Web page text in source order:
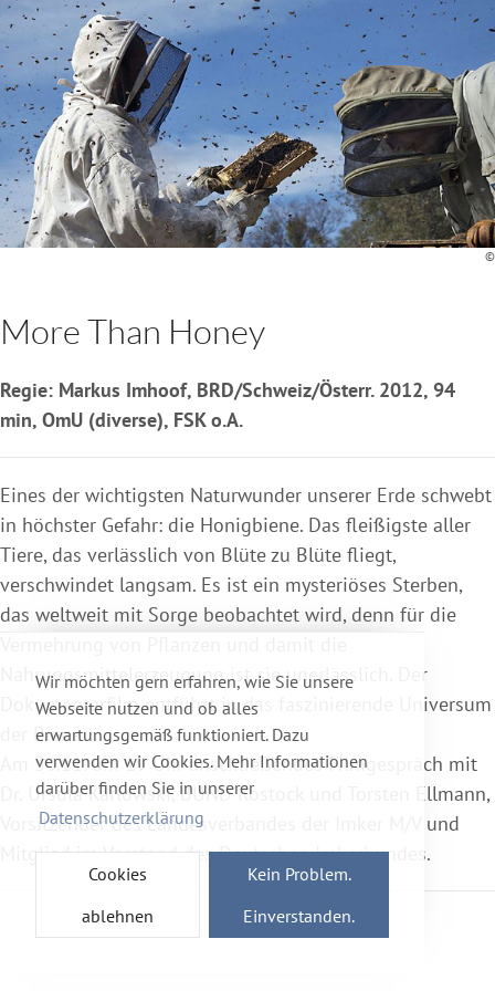
Wir möchten gern erfahren, wie Sie unsere
Webseite nutzen und ob alles
erwartungsgemäß funktioniert. Dazu
verwenden wir Cookies. Mehr Informationen
darüber finden Sie in unserer
Datenschutzerklärung
Cookies
ablehnen
Kein Problem.
Einverstanden.
©
More Than Honey
Regie: Markus Imhoof, BRD/Schweiz/Österr. 2012, 94
min, OmU (diverse), FSK o.A.
Eines der wichtigsten Naturwunder unserer Erde schwebt
in höchster Gefahr: die Honigbiene. Das fleißigste aller
Tiere, das verlässlich von Blüte zu Blüte fliegt,
verschwindet langsam. Es ist ein mysteriöses Sterben,
das weltweit mit Sorge beobachtet wird, denn für die
Nahrungsmittelerzeugung ist sie unerlässlich. Der
Dokumentarfilm entführt in das faszinierende Universum
der Biene.
Am 30.11. um 19 Uhr anschließendes Filmgespräch mit
Dr. Ursula Karlowski, BUND Rostock und Torsten Ellmann,
Vorsitzender des Landesverbandes der Imker M/V und
Mitglied im Vorstand des Deutschen Imkerbundes.